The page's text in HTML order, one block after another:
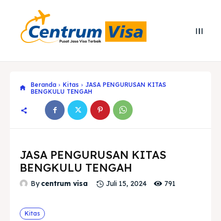
Beranda Kitas
JASA PENGURUSAN KITAS
BENGKULU TENGAH
JASA PENGURUSAN KITAS
BENGKULU TENGAH
By centrum visa Juli 15, 2024 791
Kitas